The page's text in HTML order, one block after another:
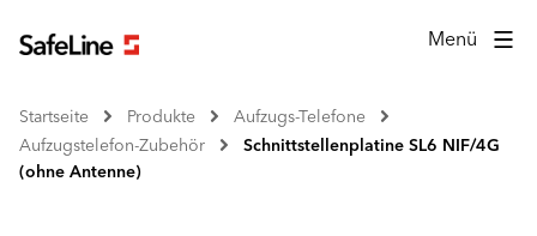
Menü
Startseite Produkte
Aufzugs-Telefone
Aufzugstelefon-Zubehör
Schnittstellenplatine SL6 NIF/4G
(ohne Antenne)